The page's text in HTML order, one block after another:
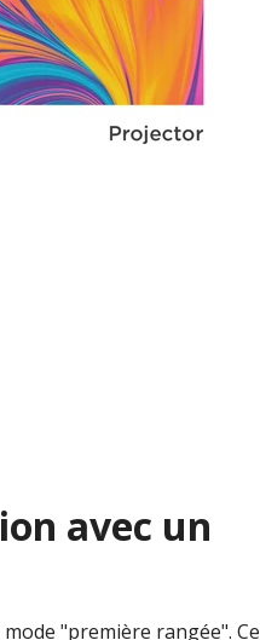
avec un
"première rangée". Ce